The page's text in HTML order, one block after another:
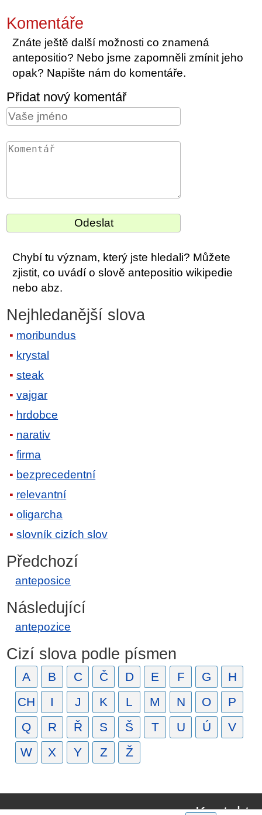
Komentáře
Znáte ještě další možnosti co znamená
antepositio? Nebo jsme zapomněli zmínit jeho
opak? Napište nám do komentáře.
Přidat nový komentář
Chybí tu význam, který jste hledali? Můžete
zjistit, co uvádí o slově antepositio wikipedie
nebo abz.
Nejhledanější slova
moribundus
krystal
steak
vajgar
hrdobce
narativ
firma
bezprecedentní
relevantní
oligarcha
slovník cizích slov
Předchozí
anteposice
Následující
antepozice
Cizí slova podle písmen
A B C Č D E F G
H
CH
I J K L M N O
P
Q
R Ř S Š T U Ú
V
W
X Y Z Ž